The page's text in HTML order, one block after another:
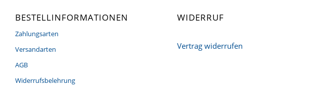
BESTELLINFORMATIONEN
Zahlungsarten
Versandarten
AGB
Widerrufsbelehrung
WIDERRUF
Vertrag widerrufen